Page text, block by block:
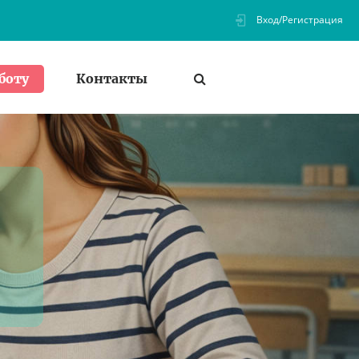
Вход/Регистрация
Контакты